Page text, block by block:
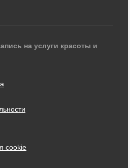
на услуги красоты и
cookie